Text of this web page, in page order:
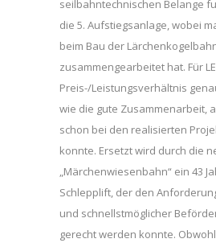
seilbahntechnischen Belange
die 5. Aufstiegsanlage, wobei
beim Bau der
zusammengearbeitet hat. Für
Preis-/Leistungsverhältnis
wie die gute Zusammenarbeit,
schon bei den realisierten
konnte. Ersetzt wird durch die
„Märchenwiesenbahn“ ein 43
Schlepplift, der den
und schnellstmöglicher
gerecht werden konnte.